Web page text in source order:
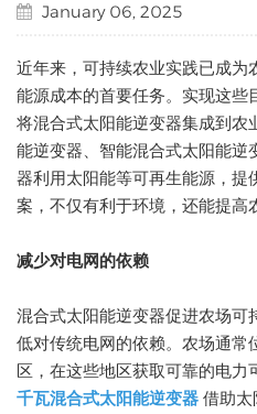
January 06, 2025
近年来，可持续农业实践已成为
能源成本的首要任务。实现这些
将混合式太阳能逆变器集成到农
能逆变器、智能混合式太阳能逆
器利用太阳能等可再生能源，提
案，不仅有利于环境，还能提高
减少对电网的依赖
混合式太阳能逆变器促进农场可
低对传统电网的依赖。农场通常
区，在这些地区获取可靠的电力
千瓦混合式太阳能逆变器 借助太